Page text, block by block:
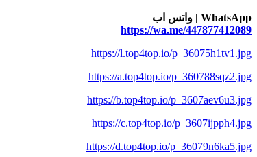
WhatsApp | واتس اب
https://wa.me/447877412089
https://l.top4top.io/p_36075h1tv1.jpg
https://a.top4top.io/p_360788sqz2.jpg
https://b.top4top.io/p_3607aev6u3.jpg
https://c.top4top.io/p_3607ijpph4.jpg
https://d.top4top.io/p_36079n6ka5.jpg